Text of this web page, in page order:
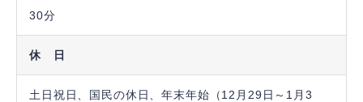
30分
休 日
土日祝日、国民の休日、年末年始（12月29日～1月3